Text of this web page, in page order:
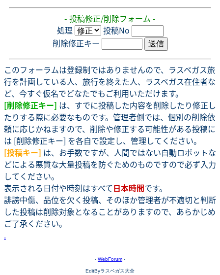
- 投稿修正/削除フォーム -
処理
投稿No
削除修正キー
このフォーラムは登録制ではありませんので、ラスベガス旅
行を計画している人、旅行を終えた人、ラスベガス在住者な
ど、今すぐ仮名でどなたでもご利用いただけます。
[削除修正キー] は、すでに投稿した内容を削除したり修正し
たりする際に必要なものです。管理者側では、個別の削除依
頼に応じかねますので、削除や修正する可能性がある投稿に
は [削除修正キー] を各自で設定し、管理してください。
[投稿キー] は、お手数ですが、人間ではない自動ロボットな
どによる悪質な大量投稿を防ぐためのものですので必ず入力
してください。
表示される日付や時刻はすべて日本時間です。
誹謗中傷、品位を欠く投稿、そのほか管理者が不適切と判断
した投稿は削除対象となることがありますので、あらかじめ
ご了承ください。
.
- WebForum -
EditByラスベガス大全